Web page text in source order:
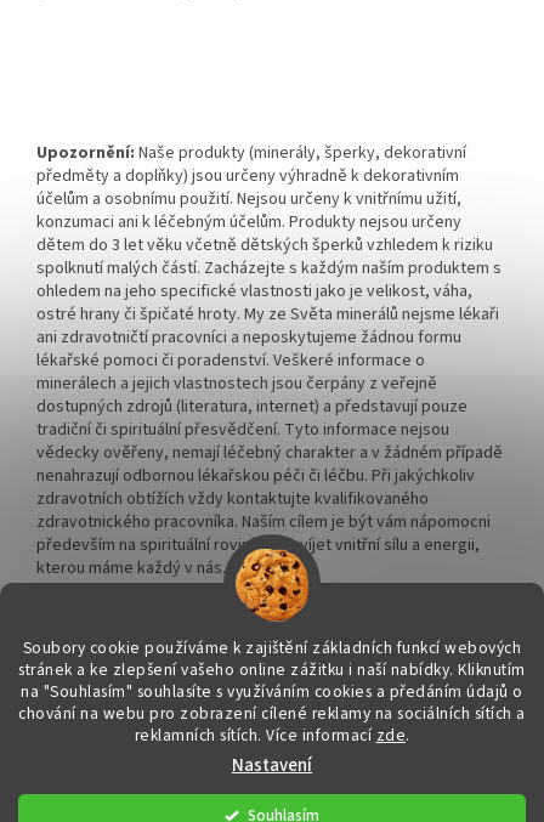
Soubory cookie používáme k zajištění základních funkcí webových
stránek a ke zlepšení vašeho online zážitku i naší nabídky. Kliknutím
na "Souhlasím" souhlasíte s využíváním cookies a předáním údajů o
chování na webu pro zobrazení cílené reklamy na sociálních sítích a
reklamních sítích. Více informací zde.
Nastavení
Souhlasím
Upozornění: Naše produkty (minerály, šperky, dekorativní
předměty a doplňky) jsou určeny výhradně k dekorativním
účelům a osobnímu použití. Nejsou určeny k vnitřnímu užití,
konzumaci ani k léčebným účelům. Produkty nejsou určeny
dětem do 3 let věku včetně dětských šperků vzhledem k riziku
spolknutí malých částí. Zacházejte s každým naším produktem s
ohledem na jeho specifické vlastnosti jako je velikost, váha,
ostré hrany či špičaté hroty. My ze Světa minerálů nejsme lékaři
ani zdravotničtí pracovníci a neposkytujeme žádnou formu
lékařské pomoci či poradenství. Veškeré informace o
minerálech a jejich vlastnostech jsou čerpány z veřejně
dostupných zdrojů (literatura, internet) a představují pouze
tradiční či spirituální přesvědčení. Tyto informace nejsou
vědecky ověřeny, nemají léčebný charakter a v žádném případě
nenahrazují odbornou lékařskou péči či léčbu. Při jakýchkoliv
zdravotních obtížích vždy kontaktujte kvalifikovaného
zdravotnického pracovníka. Naším cílem je být vám nápomocni
především na spirituální rovině a rozvíjet vnitřní sílu a energii,
kterou máme každý v nás.
Vytvořil Shoptet
nastavení cookies